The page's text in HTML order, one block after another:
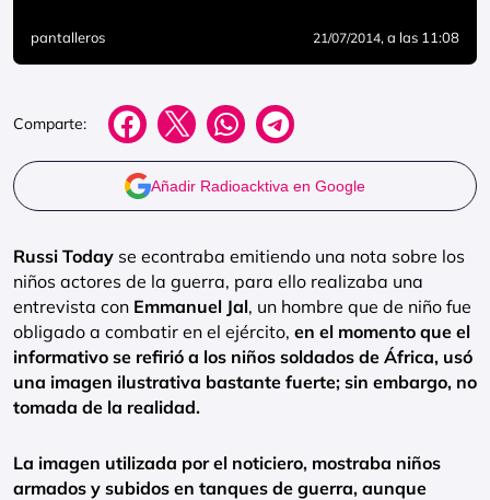
pantalleros 21/07/2014, a las 11:08
Comparte:
Añadir Radioacktiva en Google
Russi Today se econtraba emitiendo una nota sobre los
niños actores de la guerra, para ello realizaba una
entrevista con Emmanuel Jal, un hombre que de niño fue
obligado a combatir en el ejército, en el momento que el
informativo se refirió a los niños soldados de África, usó
una imagen ilustrativa bastante fuerte; sin embargo, no
tomada de la realidad.
La imagen utilizada por el noticiero, mostraba niños
armados y subidos en tanques de guerra, aunque